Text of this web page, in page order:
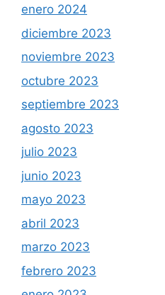
enero 2024
diciembre 2023
noviembre 2023
octubre 2023
septiembre 2023
agosto 2023
julio 2023
junio 2023
mayo 2023
abril 2023
marzo 2023
febrero 2023